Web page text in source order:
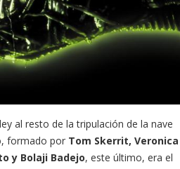
al resto de la tripulación de la nave
formado por Tom Skerrit, Veronica
y Bolaji Badejo, este último, era el